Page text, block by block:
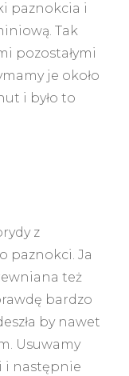
paznokcia i
Tak
pozostałymi
je około
i było to
z
paznokci. Ja
też
bardzo
by nawet
Usuwamy
i następnie